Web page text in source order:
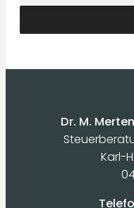
Dr. M.
Karl-